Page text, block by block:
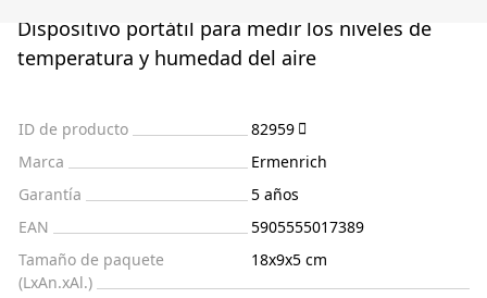
Dispositivo portátil para medir los niveles de
temperatura y humedad del aire
ID de producto
82959
Marca
Ermenrich
Garantía
5 años
EAN
5905555017389
Tamaño de paquete
(LxAn.xAl.)
18x9x5 cm